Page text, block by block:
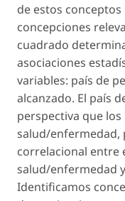
de estos
concepciones
cuadrado
asociaciones
variables: país de
alcanzado. El país
perspectiva que
salud/enfermedad,
correlacional entre
salud/enfermedad
Identificamos